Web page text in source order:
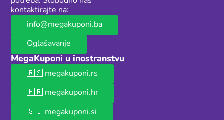
kontaktirajte na:
info@megakuponi.ba
Oglašavanje
MegaKuponi u inostranstvu
🇷🇸 megakuponi.rs
🇭🇷 megakuponi.hr
🇸🇮 megakuponi.si